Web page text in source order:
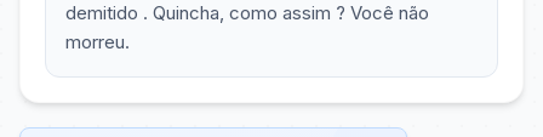
demitido . Quincha, como assim ? Você não
morreu.